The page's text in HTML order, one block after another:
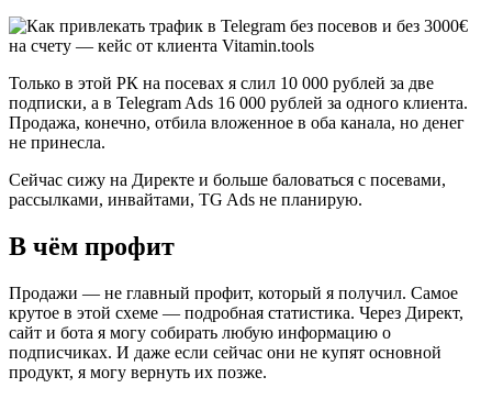
Только в этой РК на посевах я слил 10 000 рублей за две
подписки, а в Telegram Ads 16 000 рублей за одного клиента.
Продажа, конечно, отбила вложенное в оба канала, но денег
не принесла.
Сейчас сижу на Директе и больше баловаться с посевами,
рассылками, инвайтами, TG Ads не планирую.
В чём профит
Продажи — не главный профит, который я получил. Самое
крутое в этой схеме — подробная статистика. Через Директ,
сайт и бота я могу собирать любую информацию о
подписчиках. И даже если сейчас они не купят основной
продукт, я могу вернуть их позже.